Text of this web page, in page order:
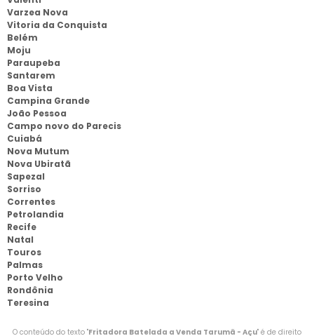
Varzea Nova
Vitoria da Conquista
Belém
Moju
Paraupeba
Santarem
Boa Vista
Campina Grande
João Pessoa
Campo novo do Parecis
Cuiabá
Nova Mutum
Nova Ubiratã
Sapezal
Sorriso
Correntes
Petrolandia
Recife
Natal
Touros
Palmas
Porto Velho
Rondônia
Teresina
O conteúdo do texto "Fritadora Batelada a Venda Tarumã - Açu" é de direito